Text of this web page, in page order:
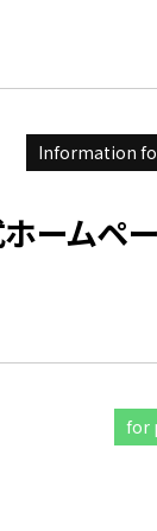
Information
ームペー
for